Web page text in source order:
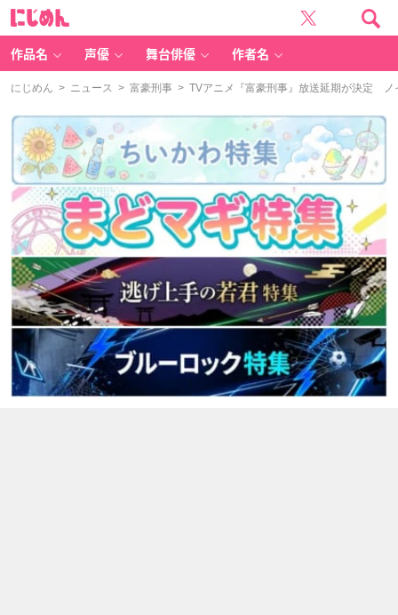
作品名 声優 舞台俳優 作者名
にじめん > ニュース > 富豪刑事 > TVアニメ『富豪刑事』放送延期が決定 ノ